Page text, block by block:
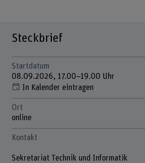
Steckbrief
Startdatum
08.09.2026, 17.00–19.00 Uhr
In Kalender eintragen
Ort
online
Kontakt
Sekretariat Technik und Informatik